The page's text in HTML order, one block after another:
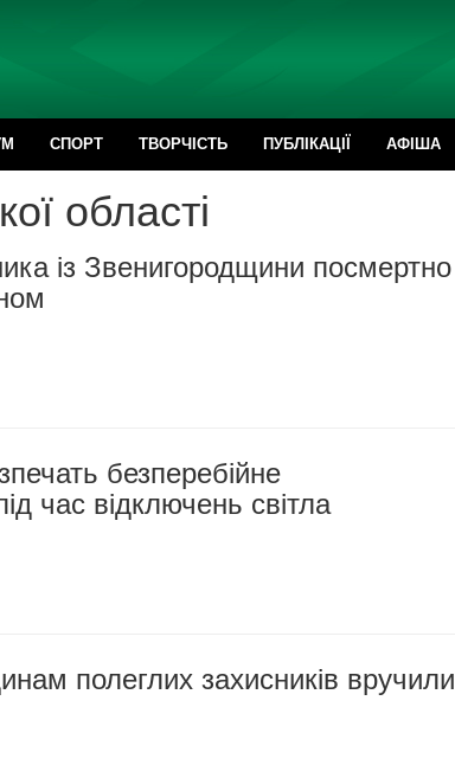
СПОРТ ТВОРЧІСТЬ ПУБЛІКАЦІЇ АФІША
області
із Звенигородщини посмертно
безперебійне
час відключень світла
полеглих захисників вручили